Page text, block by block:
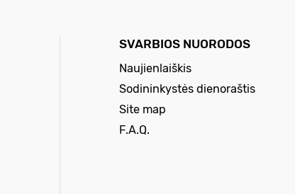
SVARBIOS NUORODOS
Naujienlaiškis
Sodininkystės dienoraštis
Site map
F.A.Q.